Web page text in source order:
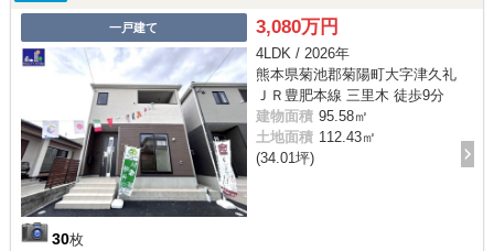
一戸建て
30枚
3,080万円
4LDK / 2026年
熊本県菊池郡菊陽町大字津久礼
ＪＲ豊肥本線 三里木 徒歩9分
建物面積 95.58㎡
土地面積 112.43㎡
(34.01坪)